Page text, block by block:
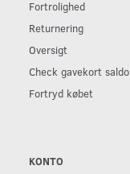
Fortrolighed
Returnering
Oversigt
Check gavekort saldo
Fortryd købet
KONTO